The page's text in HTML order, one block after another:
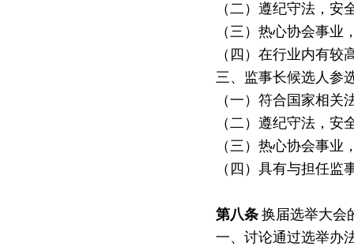
（二）遵纪守法，
（三）热心协会事
（四）在行业内有
三、监事长候选人参
（一）符合国家相关
（二）遵纪守法，
（三）热心协会事
（四）具有与担任监
第八条 换届选举大会
一、讨论通过选举办